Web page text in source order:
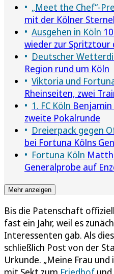
„Meet the Chef“-
mit der Kölner
Ausgehen in Köln
wieder zur Spritztour
Deutscher
Region rund um Köln
Viktoria und
Rheinseiten, zwei
1. FC Köln
zweite Pokalrunde
Dreierpack gegen
bei Fortuna Kölns
Fortuna Köln
Generalprobe auf
Mehr anzeigen
Bis die Patenschaft
fast ein Jahr, weil es
Interessenten gab. Als
schließlich Post von der
Urkunde. „Meine Frau